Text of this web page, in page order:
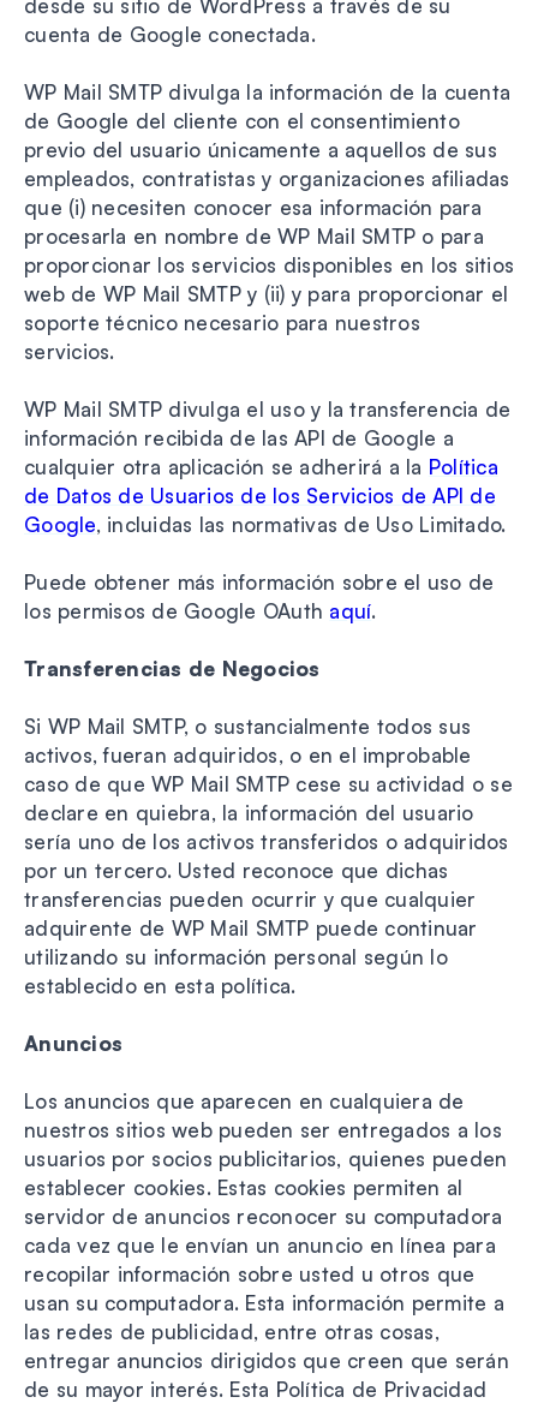
cuenta de Google conectada.
WP Mail SMTP divulga la información de la cuenta
de Google del cliente con el consentimiento
previo del usuario únicamente a aquellos de sus
empleados, contratistas y organizaciones afiliadas
que (i) necesiten conocer esa información para
procesarla en nombre de WP Mail SMTP o para
proporcionar los servicios disponibles en los sitios
web de WP Mail SMTP y (ii) y para proporcionar el
soporte técnico necesario para nuestros
servicios.
WP Mail SMTP divulga el uso y la transferencia de
información recibida de las API de Google a
cualquier otra aplicación se adherirá a la Política
de Datos de Usuarios de los Servicios de API de
Google, incluidas las normativas de Uso Limitado.
Puede obtener más información sobre el uso de
los permisos de Google OAuth aquí.
Transferencias de Negocios
Si WP Mail SMTP, o sustancialmente todos sus
activos, fueran adquiridos, o en el improbable
caso de que WP Mail SMTP cese su actividad o se
declare en quiebra, la información del usuario
sería uno de los activos transferidos o adquiridos
por un tercero. Usted reconoce que dichas
transferencias pueden ocurrir y que cualquier
adquirente de WP Mail SMTP puede continuar
utilizando su información personal según lo
establecido en esta política.
Anuncios
Los anuncios que aparecen en cualquiera de
nuestros sitios web pueden ser entregados a los
usuarios por socios publicitarios, quienes pueden
establecer cookies. Estas cookies permiten al
servidor de anuncios reconocer su computadora
cada vez que le envían un anuncio en línea para
recopilar información sobre usted u otros que
usan su computadora. Esta información permite a
las redes de publicidad, entre otras cosas,
entregar anuncios dirigidos que creen que serán
de su mayor interés. Esta Política de Privacidad